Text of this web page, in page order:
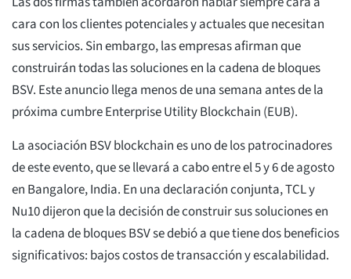
cara con los clientes potenciales y actuales que necesitan
sus servicios. Sin embargo, las empresas afirman que
construirán todas las soluciones en la cadena de bloques
BSV. Este anuncio llega menos de una semana antes de la
próxima cumbre Enterprise Utility Blockchain (EUB).
La asociación BSV blockchain es uno de los patrocinadores
de este evento, que se llevará a cabo entre el 5 y 6 de agosto
en Bangalore, India. En una declaración conjunta, TCL y
Nu10 dijeron que la decisión de construir sus soluciones en
la cadena de bloques BSV se debió a que tiene dos beneficios
significativos: bajos costos de transacción y escalabilidad.